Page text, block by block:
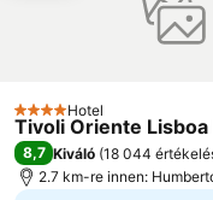
4 Kategória
Hotel
Tivoli Oriente
8,7 Kiváló (18 044
2.7 km-re innen: